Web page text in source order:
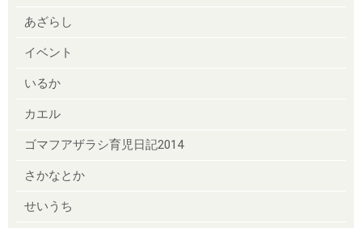
あざらし
イベント
いるか
カエル
ゴマフアザラシ育児日記2014
さかなとか
せいうち